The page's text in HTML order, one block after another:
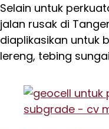
Selain untuk
jalan rusak di
diaplikasikan untuk
lereng, tebing